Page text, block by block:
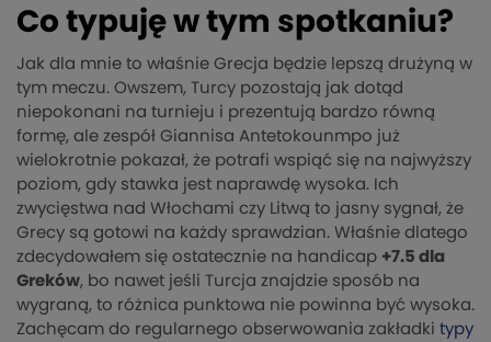
Co typuję w tym spotkaniu?
Jak dla mnie to właśnie Grecja będzie lepszą drużyną w
tym meczu. Owszem, Turcy pozostają jak dotąd
niepokonani na turnieju i prezentują bardzo równą
formę, ale zespół Giannisa Antetokounmpo już
wielokrotnie pokazał, że potrafi wspiąć się na najwyższy
poziom, gdy stawka jest naprawdę wysoka. Ich
zwycięstwa nad Włochami czy Litwą to jasny sygnał, że
Grecy są gotowi na każdy sprawdzian. Właśnie dlatego
zdecydowałem się ostatecznie na handicap +7.5 dla
Greków, bo nawet jeśli Turcja znajdzie sposób na
wygraną, to różnica punktowa nie powinna być wysoka.
Zachęcam do regularnego obserwowania zakładki typy